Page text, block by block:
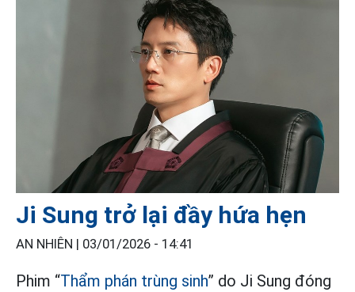
Ji Sung trở lại đầy hứa hẹn
AN NHIÊN | 03/01/2026 - 14:41
Phim “Thẩm phán trùng sinh” do Ji Sung đóng